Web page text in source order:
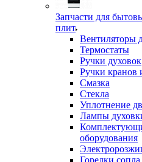
Запчасти для
плит
Вентиляторы
Термостаты
Ручки духовок
Ручки кранов
Смазка
Стекла
Уплотнение
Лампы
оборудования
Горелки,сопла